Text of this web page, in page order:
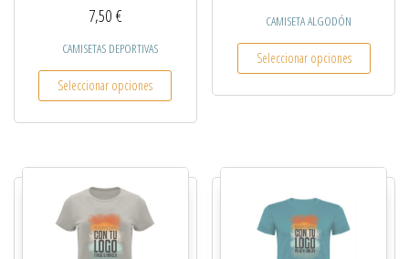
7,50€
CAMISETAS DEPORTIVAS
Seleccionar opciones
Este producto tiene múltiples variantes. Las
CAMISETA ALGODÓN
Seleccionar opciones
Este